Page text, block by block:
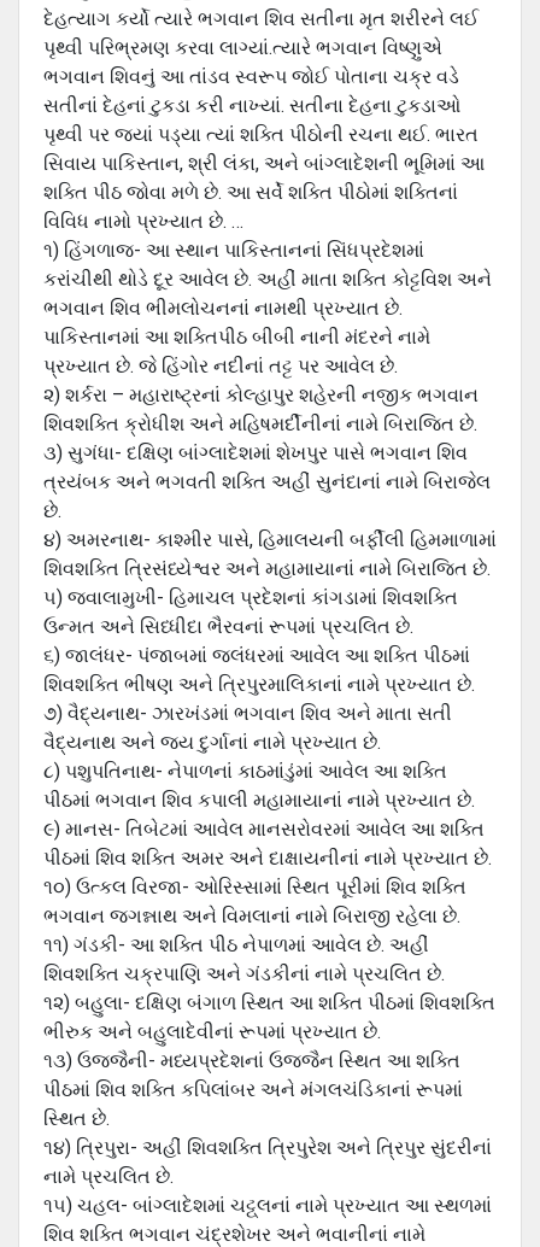
દેહત્યાગ કર્યો ત્યારે ભગવાન શિવ સતીના મૃત શરીરને લઈ
પૃથ્વી પરિભ્રમણ કરવા લાગ્યાં.ત્યારે ભગવાન વિષ્ણુએ
ભગવાન શિવનું આ તાંડવ સ્વરૂપ જોઈ પોતાના ચક્ર વડે
સતીનાં દેહનાં ટુકડા કરી નાખ્યાં. સતીના દેહના ટુકડાઓ
પૃથ્વી પર જ્યાં પડ્યા ત્યાં શક્તિ પીઠોની રચના થઈ. ભારત
સિવાય પાકિસ્તાન, શ્રી લંકા, અને બાંગ્લાદેશની ભૂમિમાં આ
શક્તિ પીઠ જોવા મળે છે. આ સર્વે શક્તિ પીઠોમાં શક્તિનાં
વિવિધ નામો પ્રખ્યાત છે. …
૧) હિંગળાજ- આ સ્થાન પાકિસ્તાનનાં સિંધપ્રદેશમાં
કરાંચીથી થોડે દૂર આવેલ છે. અહીં માતા શક્તિ કોટ્ટવિશ અને
ભગવાન શિવ ભીમલોચનનાં નામથી પ્રખ્યાત છે.
પાકિસ્તાનમાં આ શક્તિપીઠ બીબી નાની મંદરને નામે
પ્રખ્યાત છે. જે હિંગોર નદીનાં તટ્ટ પર આવેલ છે.
૨) શર્કરા – મહારાષ્ટ્રનાં કોલ્હાપુર શહેરની નજીક ભગવાન
શિવશક્તિ ક્રોધીશ અને મહિષમર્દીનીનાં નામે બિરાજિત છે.
૩) સુગંધા- દક્ષિણ બાંગ્લાદેશમાં શેખપુર પાસે ભગવાન શિવ
ત્રયંબક અને ભગવતી શક્તિ અહીં સુનંદાનાં નામે બિરાજેલ
છે.
૪) અમરનાથ- કાશ્મીર પાસે, હિમાલયની બર્ફીલી હિમમાળામાં
શિવશક્તિ ત્રિસંધ્યેશ્વર અને મહામાયાનાં નામે બિરાજિત છે.
૫) જ્વાલામુખી- હિમાચલ પ્રદેશનાં કાંગડામાં શિવશક્તિ
ઉન્મત અને સિધ્ધીદા ભૈરવનાં રૂપમાં પ્રચલિત છે.
૬) જાલંધર- પંજાબમાં જલંધરમાં આવેલ આ શક્તિ પીઠમાં
શિવશક્તિ ભીષણ અને ત્રિપુરમાલિકાનાં નામે પ્રખ્યાત છે.
૭) વૈદ્યનાથ- ઝારખંડમાં ભગવાન શિવ અને માતા સતી
વૈદ્યનાથ અને જય દુર્ગાનાં નામે પ્રખ્યાત છે.
૮) પશુપતિનાથ- નેપાળનાં કાઠમાંડુંમાં આવેલ આ શક્તિ
પીઠમાં ભગવાન શિવ કપાલી મહામાયાનાં નામે પ્રખ્યાત છે.
૯) માનસ- તિબેટમાં આવેલ માનસરોવરમાં આવેલ આ શક્તિ
પીઠમાં શિવ શક્તિ અમર અને દાક્ષાયનીનાં નામે પ્રખ્યાત છે.
૧૦) ઉત્કલ વિરજા- ઓરિસ્સામાં સ્થિત પૂરીમાં શિવ શક્તિ
ભગવાન જગન્નાથ અને વિમલાનાં નામે બિરાજી રહેલા છે.
૧૧) ગંડકી- આ શક્તિ પીઠ નેપાળમાં આવેલ છે. અહીં
શિવશક્તિ ચક્રપાણિ અને ગંડકીનાં નામે પ્રચલિત છે.
૧૨) બહુલા- દક્ષિણ બંગાળ સ્થિત આ શક્તિ પીઠમાં શિવશક્તિ
ભીરુક અને બહુલાદેવીનાં રૂપમાં પ્રખ્યાત છે.
૧૩) ઉજ્જૈની- મધ્યપ્રદેશનાં ઉજ્જૈન સ્થિત આ શક્તિ
પીઠમાં શિવ શક્તિ કપિલાંબર અને મંગલચંડિકાનાં રૂપમાં
સ્થિત છે.
૧૪) ત્રિપુરા- અહીં શિવશક્તિ ત્રિપુરેશ અને ત્રિપુર સુંદરીનાં
નામે પ્રચલિત છે.
૧૫) ચહલ- બાંગ્લાદેશમાં ચટ્ટ્લનાં નામે પ્રખ્યાત આ સ્થળમાં
શિવ શક્તિ ભગવાન ચંદ્રશેખર અને ભવાનીનાં નામે